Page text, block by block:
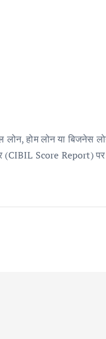
लोन, होम लोन या
Score Report) पर